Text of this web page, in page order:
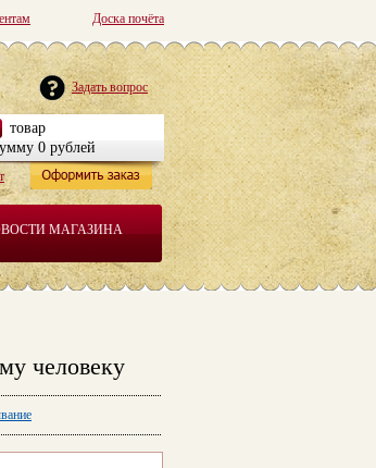
Доска почёта
МАГАЗИНА
Задать вопрос
товар
0 рублей
человеку